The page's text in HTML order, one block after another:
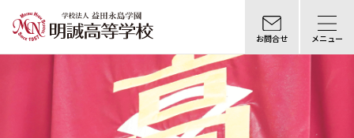
お問合せ メニュー